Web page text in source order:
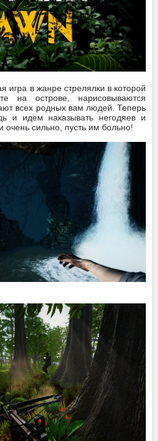
игра в жанре стрелялки в которой
на острове, нарисовываются
всех родных вам людей. Теперь
и идем наказывать негодяев и
очень сильно, пусть им больно!